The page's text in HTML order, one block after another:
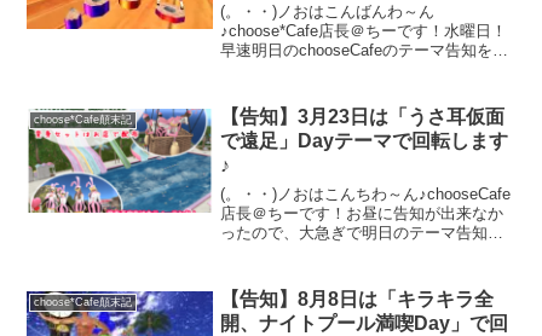
(。・・)ノおはこんばんわ～ん
♪choose*Cafe店長＠ちーです！水曜日！
早速明日のchooseCafeのテーマ告知をさ
冒険者ランクを上げようDay」で回転し
ます。店内...
choose*Cafe顛末記
【告知】3月23日は「うさ耳仮面
で遠足」Dayテーマで回転します
♪
(。・・)ノおはこんちわ～ん♪chooseCafe
店長＠ちーです！お昼に告知が出来なか
ったので、大急ぎで明日のテーマ告知を
を飛び出して遠足に行く予定です♪行き
先...
choose*Cafe顛末記
【告知】8月8日は「キラキラ全
開、ナイトプール満喫Day」で回